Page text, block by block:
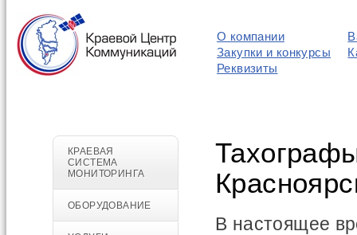
О компании
Закупки и конкурсы
Реквизиты
В настоящее
КРАЕВАЯ
СИСТЕМА
МОНИТОРИНГА
ОБОРУДОВАНИЕ